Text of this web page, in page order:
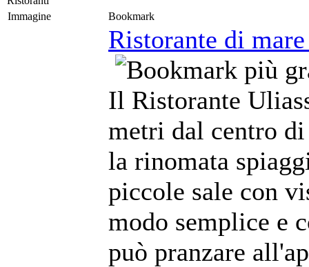
Immagine
Bookmark
Ristorante di
Il Ristorante
metri dal centro
la rinomata
piccole sale con
modo semplice e
può pranzare